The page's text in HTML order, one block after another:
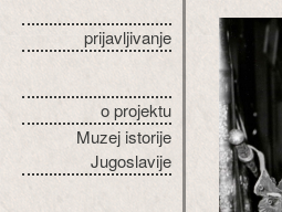
prijavljivanje
o projektu
Muzej istorije
Jugoslavije